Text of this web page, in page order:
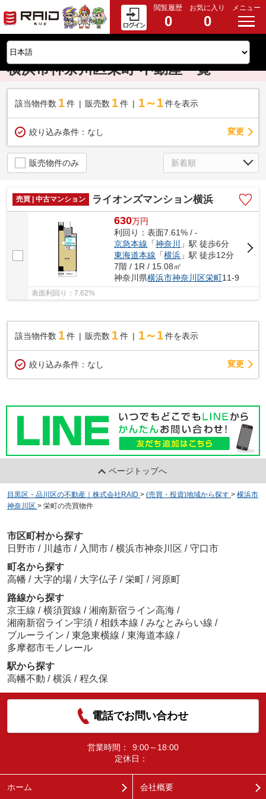
閲覧履歴
0
お気に入り
0
メニュー
横浜市神奈川区栄町 不動産一覧
該当物件数 1件 販売数 1 件 1～1 件を表示
絞り込み条件： なし 変更
販売物件のみ
売買 | 中古マンション ライオンズマンション横浜
630万円
利回り：表面7.61% / -
京急本線 「神奈川
」駅 徒歩6分
東海道本線 「横浜 」駅 徒歩12分
7階 / 1R / 15.08㎡
神奈川県横浜市神奈川区栄町11-9
表面利回り：7.62%
該当物件数 1件 販売数 1 件 1～1 件を表示
絞り込み条件： なし 変更
ページトップへ
目黒区・品川区の不動産｜株式会社RAID > (売買・投資)地域から探す > 横浜市
神奈川区 > 栄町の売買物件
市区町村から探す
日野市 / 川越市 / 入間市 / 横浜市神奈川区 / 守口市
町名から探す
高幡 / 大字的場 / 大字仏子 / 栄町 / 河原町
路線から探す
京王線 / 横須賀線 / 湘南新宿ライン高海 /
湘南新宿ライン宇須 / 相鉄本線 / みなとみらい線 /
ブルーライン / 東急東横線 / 東海道本線 /
多摩都市モノレール
駅から探す
高幡不動 / 横浜 / 程久保
電話でお問い合わせ
営業時間：
9:00～18:00
定休日：
ホーム 会社概要